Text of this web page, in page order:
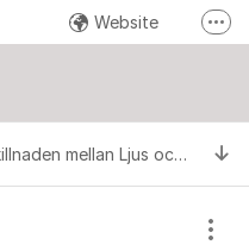
Website
YouTube Vad är skillnaden mellan Ljus och Mörk sirap?